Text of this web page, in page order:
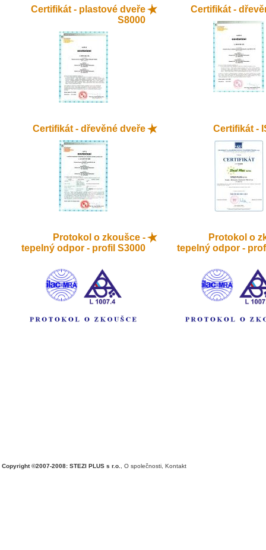
Certifikát - plastové dveře
S8000
Certifikát -
Certifikát - dřevěné dveře Certifikát -
Protokol o zkoušce -
tepelný odpor - profil S3000
Protokol o
tepelný odpor -
Copyright ©2007-2008: STEZI PLUS s r.o. O společnosti Kontakt